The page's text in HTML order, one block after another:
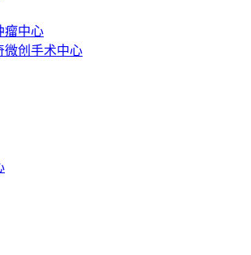
瘤中心
微创手术中心